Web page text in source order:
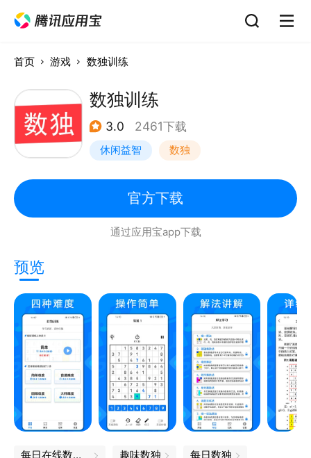
首页 游戏 数独训练
数独训练
3.0 2461下载
休闲益智 数独
官方下载
通过应用宝app下载
预览
每日在线数独游戏 趣味数独 每日数独